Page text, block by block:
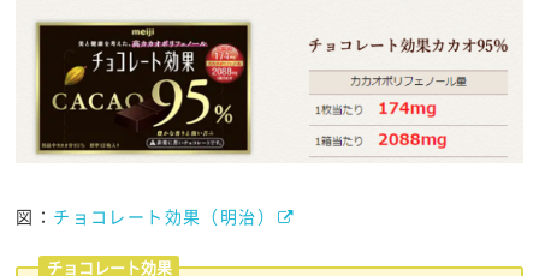
図： チョコレート効果（明治）
チョコレート効果